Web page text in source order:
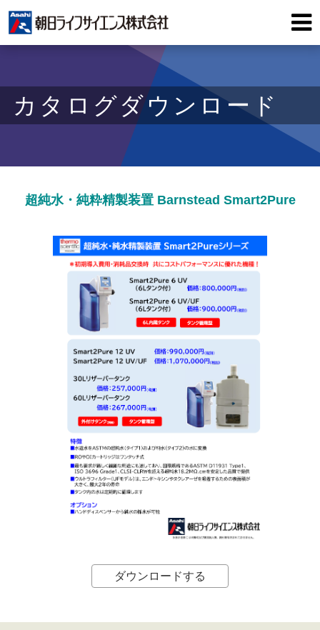
カタログダウンロード
超純水・純粋精製装置 Barnstead Smart2Pure
ダウンロードする